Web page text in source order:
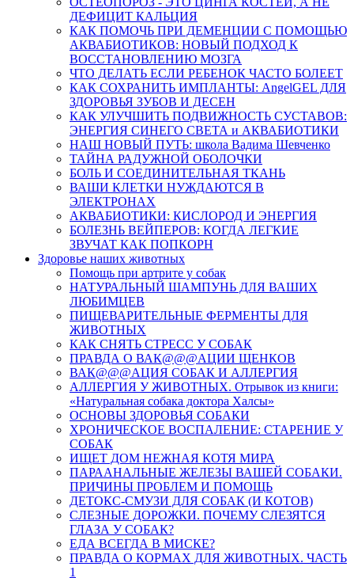
ДЕФИЦИТ КАЛЬЦИЯ
КАК ПОМОЧЬ ПРИ ДЕМЕНЦИИ С ПОМОЩЬЮ
АКВАБИОТИКОВ: НОВЫЙ ПОДХОД К
ВОССТАНОВЛЕНИЮ МОЗГА
ЧТО ДЕЛАТЬ ЕСЛИ РЕБЕНОК ЧАСТО БОЛЕЕТ
КАК СОХРАНИТЬ ИМПЛАНТЫ: AngelGEL ДЛЯ
ЗДОРОВЬЯ ЗУБОВ И ДЕСЕН
КАК УЛУЧШИТЬ ПОДВИЖНОСТЬ СУСТАВОВ:
ЭНЕРГИЯ СИНЕГО СВЕТА и АКВАБИОТИКИ
НАШ НОВЫЙ ПУТЬ: школа Вадима Шевченко
ТАЙНА РАДУЖНОЙ ОБОЛОЧКИ
БОЛЬ И СОЕДИНИТЕЛЬНАЯ ТКАНЬ
ВАШИ КЛЕТКИ НУЖДАЮТСЯ В
ЭЛЕКТРОНАХ
АКВАБИОТИКИ: КИСЛОРОД И ЭНЕРГИЯ
БОЛЕЗНЬ ВЕЙПЕРОВ: КОГДА ЛЕГКИЕ
ЗВУЧАТ КАК ПОПКОРН
Здоровье наших животных
Помощь при артрите у собак
НАТУРАЛЬНЫЙ ШАМПУНЬ ДЛЯ ВАШИХ
ЛЮБИМЦЕВ
ПИЩЕВАРИТЕЛЬНЫЕ ФЕРМЕНТЫ ДЛЯ
ЖИВОТНЫХ
КАК СНЯТЬ СТРЕСС У СОБАК
ПРАВДА О ВАК@@@АЦИИ ЩЕНКОВ
ВАК@@@АЦИЯ СОБАК И АЛЛЕРГИЯ
АЛЛЕРГИЯ У ЖИВОТНЫХ. Отрывок из книги:
«Натуральная собака доктора Халсы»
ОСНОВЫ ЗДОРОВЬЯ СОБАКИ
ХРОНИЧЕСКОЕ ВОСПАЛЕНИЕ: СТАРЕНИЕ У
СОБАК
ИЩЕТ ДОМ НЕЖНАЯ КОТЯ МИРА
ПАРААНАЛЬНЫЕ ЖЕЛЕЗЫ ВАШЕЙ СОБАКИ.
ПРИЧИНЫ ПРОБЛЕМ И ПОМОЩЬ
ДЕТОКС-СМУЗИ ДЛЯ СОБАК (И КОТОВ)
СЛЕЗНЫЕ ДОРОЖКИ. ПОЧЕМУ СЛЕЗЯТСЯ
ГЛАЗА У СОБАК?
ЕДА ВСЕГДА В МИСКЕ?
ПРАВДА О КОРМАХ ДЛЯ ЖИВОТНЫХ. ЧАСТЬ
1